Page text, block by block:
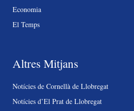
Economia
El Temps
Altres Mitjans
Notícies de Cornellà de Llobregat
Notícies d’El Prat de Llobregat